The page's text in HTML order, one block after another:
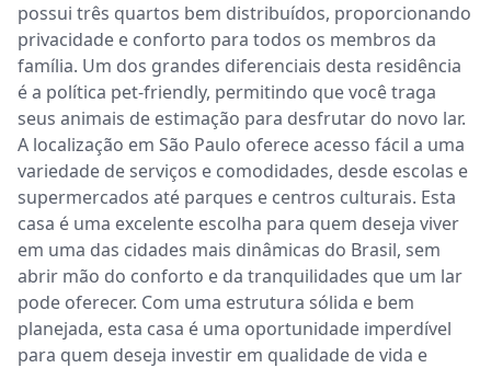
possui três quartos bem distribuídos, proporcionando
privacidade e conforto para todos os membros da
família. Um dos grandes diferenciais desta residência
é a política pet-friendly, permitindo que você traga
seus animais de estimação para desfrutar do novo lar.
A localização em São Paulo oferece acesso fácil a uma
variedade de serviços e comodidades, desde escolas e
supermercados até parques e centros culturais. Esta
casa é uma excelente escolha para quem deseja viver
em uma das cidades mais dinâmicas do Brasil, sem
abrir mão do conforto e da tranquilidades que um lar
pode oferecer. Com uma estrutura sólida e bem
planejada, esta casa é uma oportunidade imperdível
para quem deseja investir em qualidade de vida e